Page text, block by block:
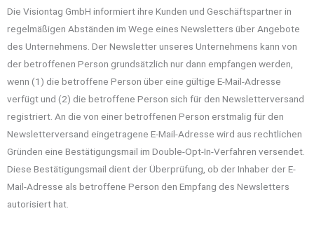
Die Visiontag GmbH informiert ihre Kunden und Geschäftspartner in
regelmäßigen Abständen im Wege eines Newsletters über Angebote
des Unternehmens. Der Newsletter unseres Unternehmens kann von
der betroffenen Person grundsätzlich nur dann empfangen werden,
wenn (1) die betroffene Person über eine gültige E-Mail-Adresse
verfügt und (2) die betroffene Person sich für den Newsletterversand
registriert. An die von einer betroffenen Person erstmalig für den
Newsletterversand eingetragene E-Mail-Adresse wird aus rechtlichen
Gründen eine Bestätigungsmail im Double-Opt-In-Verfahren versendet.
Diese Bestätigungsmail dient der Überprüfung, ob der Inhaber der E-
Mail-Adresse als betroffene Person den Empfang des Newsletters
autorisiert hat.